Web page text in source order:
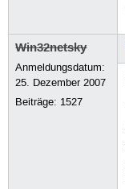
Win32netsky
Anmeldungsdatum:
25. Dezember 2007
Beiträge: 1527